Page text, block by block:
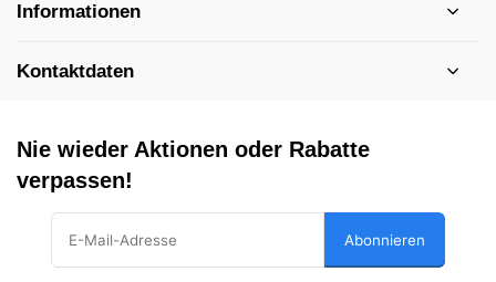
Informationen
Kontaktdaten
Nie wieder Aktionen oder Rabatte
verpassen!
Abonnieren